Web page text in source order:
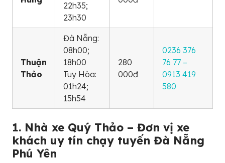
22h35;
23h30
Thuận
Thảo
Đà Nẵng:
08h00;
18h00
Tuy Hòa:
01h24;
15h54
280
000đ
0236 376
76 77 –
0913 419
580
1. Nhà xe Quý Thảo – Đơn vị xe
khách uy tín chạy tuyến Đà Nẵng
Phú Yên